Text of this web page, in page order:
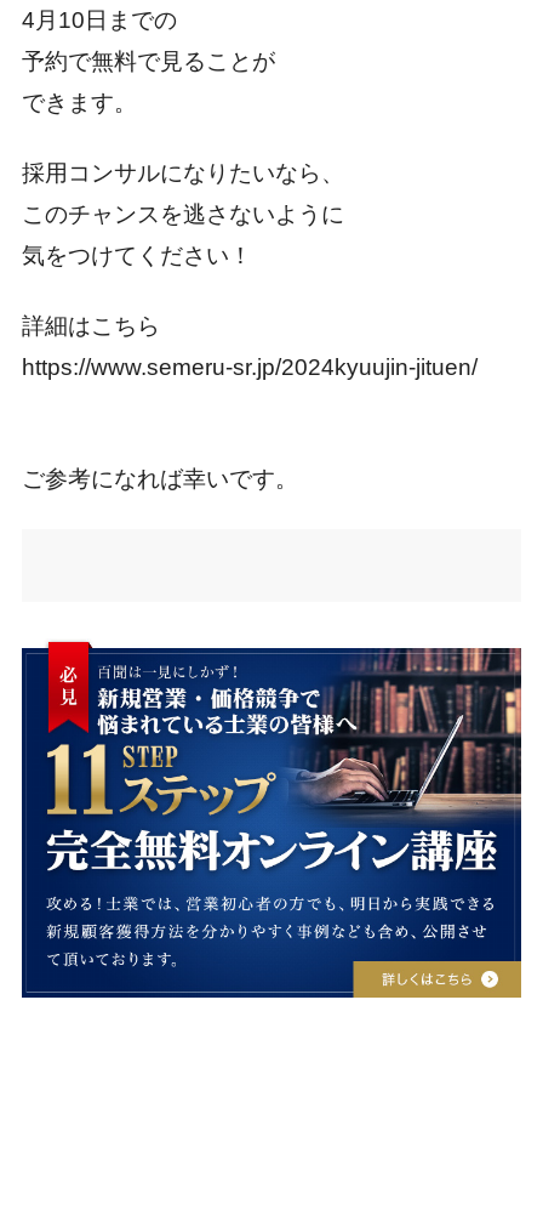
4月10日までの
予約で無料で見ることが
できます。
採用コンサルになりたいなら、
このチャンスを逃さないように
気をつけてください！
詳細はこちら
https://www.semeru-sr.jp/2024kyuujin-jituen/
ご参考になれば幸いです。